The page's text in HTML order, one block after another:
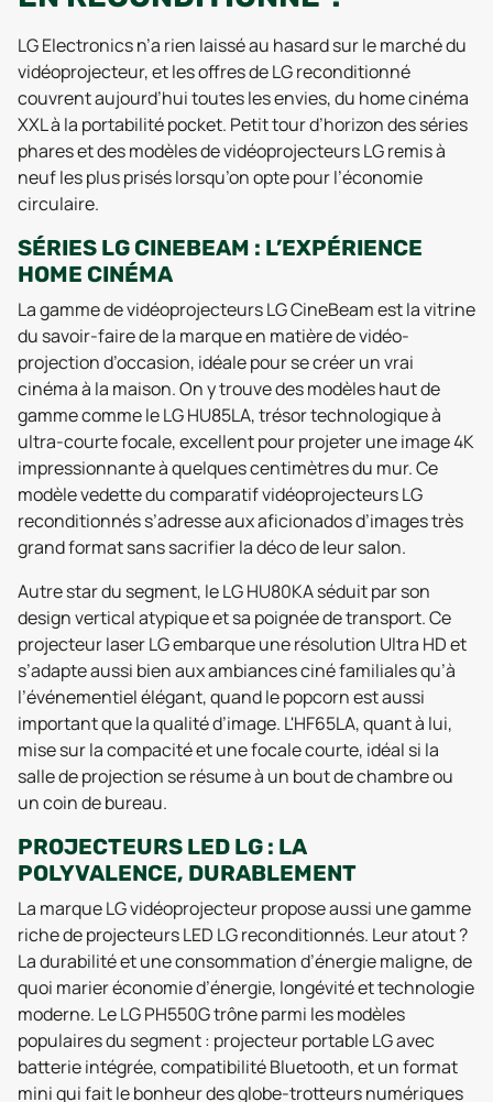
LG Electronics n’a rien laissé au hasard sur le marché du
vidéoprojecteur, et les offres de LG reconditionné
couvrent aujourd’hui toutes les envies, du home cinéma
XXL à la portabilité pocket. Petit tour d’horizon des séries
phares et des modèles de vidéoprojecteurs LG remis à
neuf les plus prisés lorsqu’on opte pour l’économie
circulaire.
SÉRIES LG CINEBEAM : L’EXPÉRIENCE
HOME CINÉMA
La gamme de vidéoprojecteurs LG CineBeam est la vitrine
du savoir-faire de la marque en matière de vidéo-
projection d’occasion, idéale pour se créer un vrai
cinéma à la maison. On y trouve des modèles haut de
gamme comme le LG HU85LA, trésor technologique à
ultra-courte focale, excellent pour projeter une image 4K
impressionnante à quelques centimètres du mur. Ce
modèle vedette du comparatif vidéoprojecteurs LG
reconditionnés s’adresse aux aficionados d’images très
grand format sans sacrifier la déco de leur salon.
Autre star du segment, le LG HU80KA séduit par son
design vertical atypique et sa poignée de transport. Ce
projecteur laser LG embarque une résolution Ultra HD et
s’adapte aussi bien aux ambiances ciné familiales qu’à
l’événementiel élégant, quand le popcorn est aussi
important que la qualité d’image. L'HF65LA, quant à lui,
mise sur la compacité et une focale courte, idéal si la
salle de projection se résume à un bout de chambre ou
un coin de bureau.
PROJECTEURS LED LG : LA
POLYVALENCE, DURABLEMENT
La marque LG vidéoprojecteur propose aussi une gamme
riche de projecteurs LED LG reconditionnés. Leur atout ?
La durabilité et une consommation d’énergie maligne, de
quoi marier économie d’énergie, longévité et technologie
moderne. Le LG PH550G trône parmi les modèles
populaires du segment : projecteur portable LG avec
batterie intégrée, compatibilité Bluetooth, et un format
mini qui fait le bonheur des globe-trotteurs numériques